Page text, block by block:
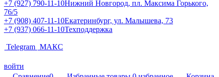
+7 (927) 790-11-10Нижний Новгород, пл. Максима Горького,
76/5
+7 (908) 407-11-10Екатеринбург, ул. Малышева, 73
+7 (937) 066-11-10Техподдержка
Telegram МАКС
войти